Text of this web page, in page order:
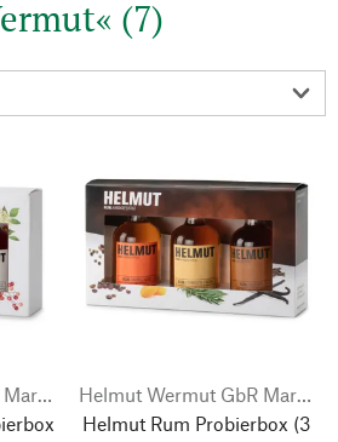
(7)
Helmut Wermut GbR Markus Weiß
Helmut Wermut GbR Markus Weiß
Helmut Rum Probierbox (3